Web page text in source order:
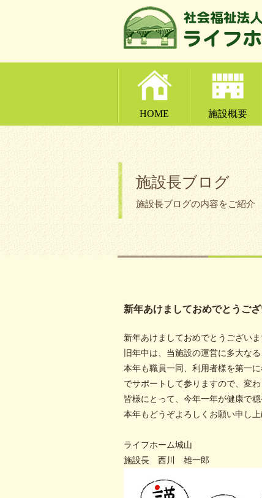
HOME 施設概要
施設長ブログ
施設長ブログの内容をご紹介
新年あけましておめでとうござ
新年あけましておめでとうございま
旧年中は、当施設の運営に多大な
本年も職員一同、利用者様を第一
でサポートして参りますので、変
皆様にとって、今年一年が健康で
本年もどうぞよろしくお願い申し上
ライフホーム城山
施設長 西川 雄一郎